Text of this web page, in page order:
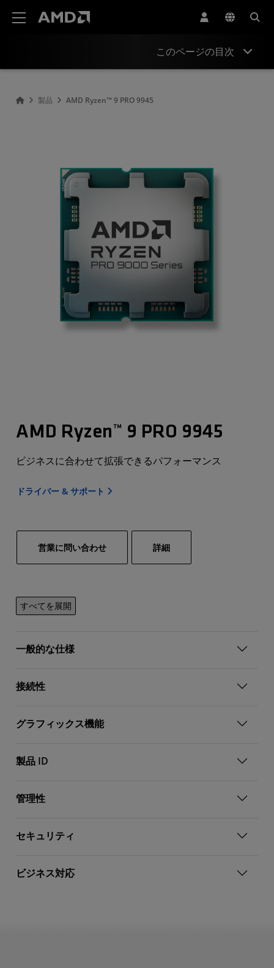
このページの目次
製品 AMD Ryzen™ 9 PRO 9945
AMD Ryzen™ 9 PRO 9945
ビジネスに合わせて拡張できるパフォーマンス
ドライバー & サポート
営業に問い合わせ 詳細
すべてを展開
一般的な仕様
接続性
グラフィックス機能
製品 ID
管理性
セキュリティ
ビジネス対応